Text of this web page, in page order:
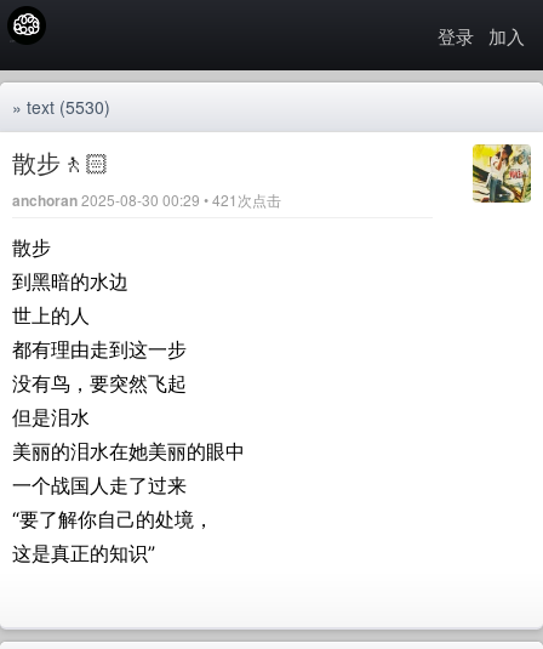
登录 加入
» text (5530)
散步🚶🏻
anchoran2025-08-30 00:29 • 421次点击
散步
到黑暗的水边
世上的人
都有理由走到这一步
没有鸟，要突然飞起
但是泪水
美丽的泪水在她美丽的眼中
一个战国人走了过来
“要了解你自己的处境，
这是真正的知识”